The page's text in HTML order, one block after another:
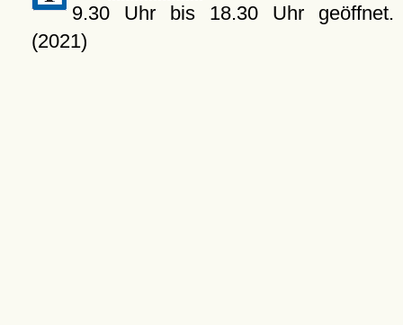
9.30 Uhr bis 18.30 Uhr geöffnet.
(2021)